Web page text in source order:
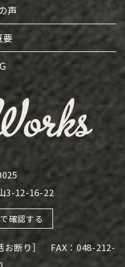
声
要
3-12-16-22
確認する
お断り］ FAX：048-212-